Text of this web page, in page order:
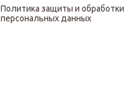
Политика защиты и обработки
персональных данных